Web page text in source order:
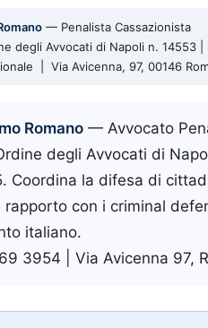
— Penalista Cassazionista
degli Avvocati di Napoli n. 14553
| Via Avicenna, 97, 00146
Romano — Avvocato
degli Avvocati di
Coordina la difesa di
rapporto con i criminal
italiano.
3954
Via Avicenna 97,